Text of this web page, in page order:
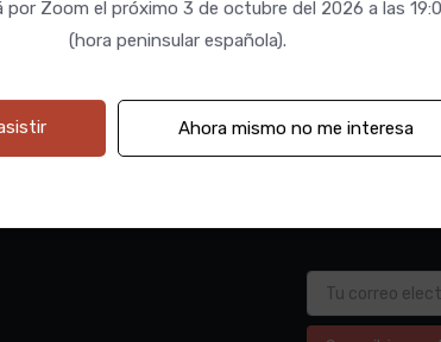
por Zoom el próximo 3 de octubre del 2026 a las
(hora peninsular española).
Ahora mismo no me interesa